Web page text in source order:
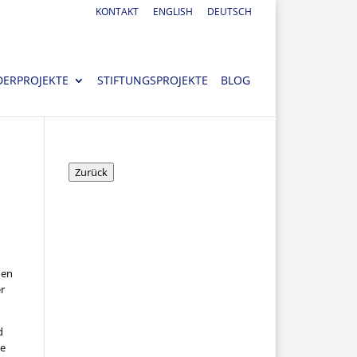
KONTAKT ENGLISH DEUTSCH
STIFTUNGSPROJEKTE BLOG
Zurück